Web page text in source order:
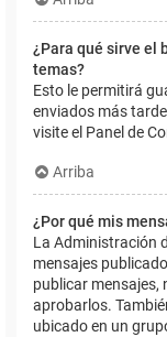
¿Para qué sirve el
temas?
Esto le permitirá
enviados más
visite el Panel de
Arriba
¿Por qué mis
La Administración
mensajes
publicar mensajes,
aprobarlos.
ubicado en un